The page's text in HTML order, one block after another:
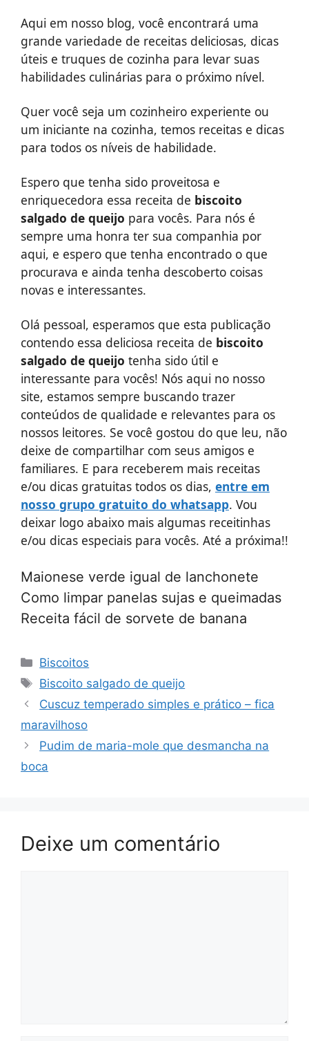
Aqui em nosso blog, você encontrará uma
grande variedade de receitas deliciosas, dicas
úteis e truques de cozinha para levar suas
habilidades culinárias para o próximo nível.
Quer você seja um cozinheiro experiente ou
um iniciante na cozinha, temos receitas e dicas
para todos os níveis de habilidade.
Espero que tenha sido proveitosa e
enriquecedora essa receita de biscoito
salgado de queijo para vocês. Para nós é
sempre uma honra ter sua companhia por
aqui, e espero que tenha encontrado o que
procurava e ainda tenha descoberto coisas
novas e interessantes.
Olá pessoal, esperamos que esta publicação
contendo essa deliciosa receita de biscoito
salgado de queijo tenha sido útil e
interessante para vocês! Nós aqui no nosso
site, estamos sempre buscando trazer
conteúdos de qualidade e relevantes para os
nossos leitores. Se você gostou do que leu, não
deixe de compartilhar com seus amigos e
familiares. E para receberem mais receitas
e/ou dicas gratuitas todos os dias, entre em
nosso grupo gratuito do whatsapp. Vou
deixar logo abaixo mais algumas receitinhas
e/ou dicas especiais para vocês. Até a próxima!!
Maionese verde igual de lanchonete
Como limpar panelas sujas e queimadas
Receita fácil de sorvete de banana
Categorias
Biscoitos
Tags
Biscoito salgado de queijo
Cuscuz temperado simples e prático – fica
maravilhoso
Pudim de maria-mole que desmancha na
boca
Deixe um comentário